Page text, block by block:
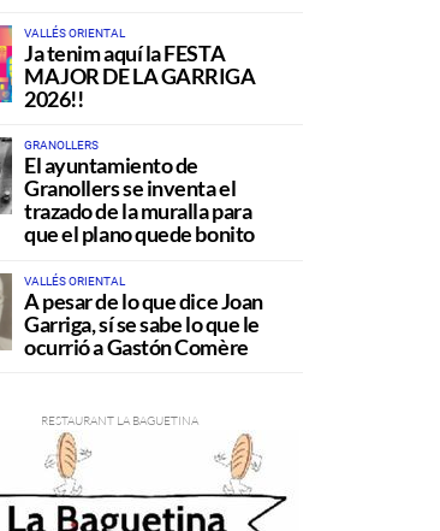
VALLÉS ORIENTAL
Ja tenim aquí la FESTA
MAJOR DE LA GARRIGA
2026!!
GRANOLLERS
El ayuntamiento de
Granollers se inventa el
trazado de la muralla para
que el plano quede bonito
VALLÉS ORIENTAL
A pesar de lo que dice Joan
Garriga, sí se sabe lo que le
ocurrió a Gastón Comère